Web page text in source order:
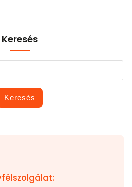
Keresés
Keresés